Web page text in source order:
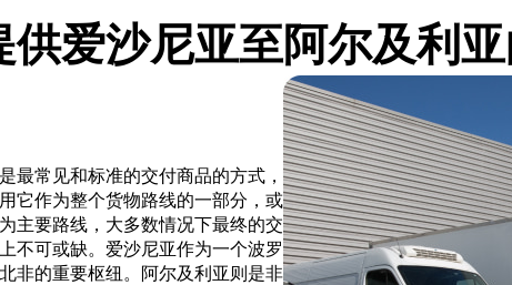
爱沙尼亚至阿尔及利
最常见和标准的交付商品的方式，
它作为整个货物路线的一部分，或
主要路线，大多数情况下最终的交
不可或缺。爱沙尼亚作为一个波罗
非的重要枢纽。阿尔及利亚则是非